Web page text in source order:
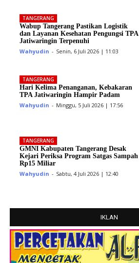
TANGERANG
Wabup Tangerang Pastikan Logistik
dan Layanan Kesehatan Pengungsi TPA
Jatiwaringin Terpenuhi
Wahyudin - Senin, 6 Juli 2026 | 11:03
TANGERANG
Hari Kelima Penanganan, Kebakaran
TPA Jatiwaringin Hampir Padam
Wahyudin - Minggu, 5 Juli 2026 | 17:56
TANGERANG
GMNI Kabupaten Tangerang Desak
Kejari Periksa Program Satgas Sampah
Rp15 Miliar
Wahyudin - Sabtu, 4 Juli 2026 | 12:40
IKLAN